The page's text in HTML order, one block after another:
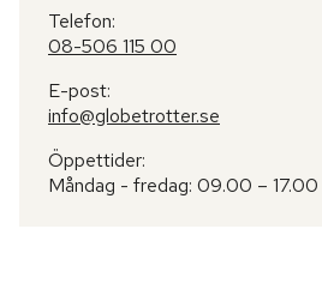
Telefon:
08-506 115 00
E-post:
info@globetrotter.se
Öppettider:
Måndag - fredag: 09.00 – 17.00